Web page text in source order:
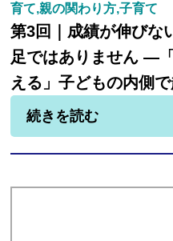
育て,親の関わり方,子育て
第3回｜成績が伸びな
足ではありません ―
える」子どもの内側
続きを読む